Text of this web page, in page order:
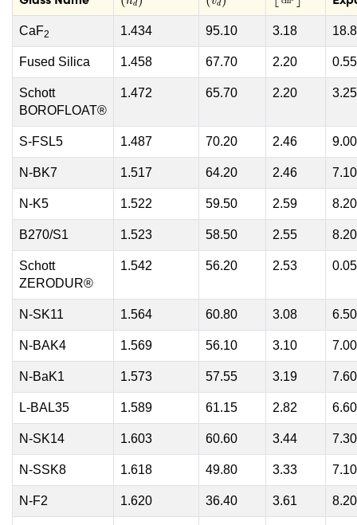
d d
CaF2 1.434 95.10 3.18
Fused Silica 1.458 67.70 2.20 0.55
Schott
BOROFLOAT®
1.472 65.70 2.20 3.25
S-FSL5 1.487 70.20 2.46 9.00
N-BK7 1.517 64.20 2.46 7.10
N-K5 1.522 59.50 2.59 8.20
B270/S1 1.523 58.50 2.55 8.20
Schott
ZERODUR®
1.542 56.20 2.53 0.05
N-SK11 1.564 60.80 3.08 6.50
N-BAK4 1.569 56.10 3.10 7.00
N-BaK1 1.573 57.55 3.19 7.60
L-BAL35 1.589 61.15 2.82 6.60
N-SK14 1.603 60.60 3.44 7.30
N-SSK8 1.618 49.80 3.33 7.10
N-F2 1.620 36.40 3.61 8.20